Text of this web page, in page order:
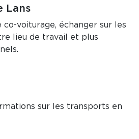
Lans
voiturage, échanger sur les
lieu de travail et plus
sur les transports en